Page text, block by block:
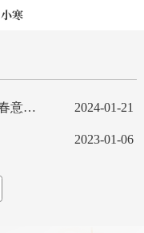
小寒
二十四节气 | 小寒：小寒料峭 一番春意换年芳 2024-01-21
2023-01-06